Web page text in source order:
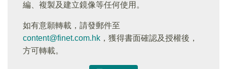
編、複製及建立鏡像等任何使用。
如有意願轉載，請發郵件至
content@finet.com.hk ，獲得書面確認及授權後，
方可轉載。